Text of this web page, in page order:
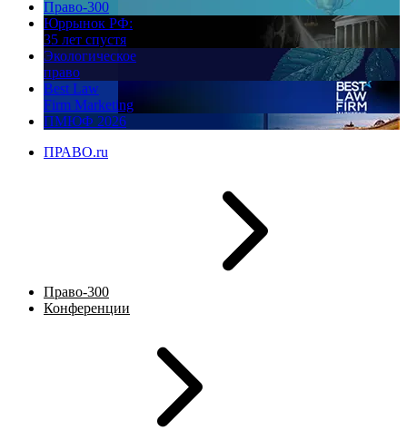
Право-300
Юррынок РФ:
35 лет спустя
Экологическое
право
Best Law
Firm Marketing
ПМЮФ 2026
ПРАВО.ru
Право-300
Конференции